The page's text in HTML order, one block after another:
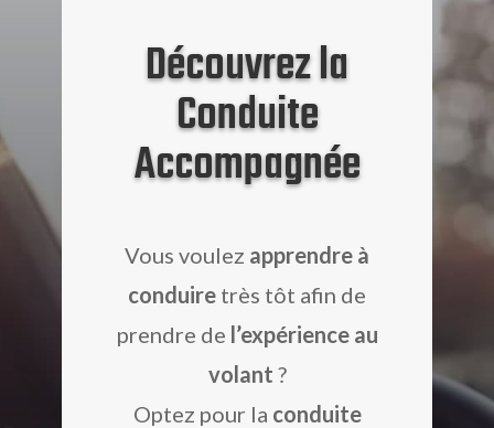
Découvrez la
Conduite
Accompagnée
Vous voulez apprendre à
conduire très tôt afin de
prendre de l’expérience au
volant ?
Optez pour la conduite